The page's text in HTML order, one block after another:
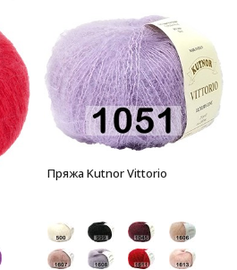
Пряжа Kutnor Vittorio